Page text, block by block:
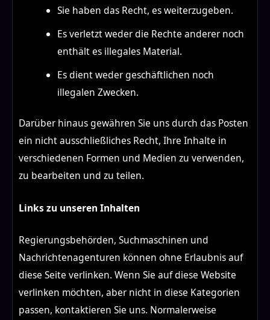
Sie haben das Recht, es weiterzugeben.
Es verletzt weder die Rechte anderer noch
enthält es illegales Material.
Es dient weder geschäftlichen noch
illegalen Zwecken.
Darüber hinaus gewähren Sie uns durch das Posten
ein nicht ausschließliches Recht, Ihre Inhalte in
verschiedenen Formen und Medien zu verwenden,
zu bearbeiten und zu teilen.
Links zu unseren Inhalten
Regierungsbehörden, Suchmaschinen und
Nachrichtenagenturen können ohne Erlaubnis auf
diese Seite verlinken. Wenn Sie auf diese Website
verlinken möchten, aber nicht in diese Kategorien
passen, kontaktieren Sie uns. Normalerweise